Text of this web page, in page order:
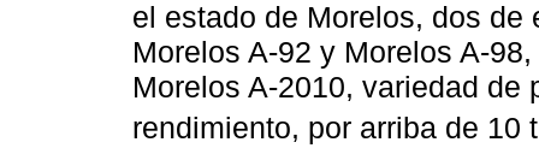
el estado de Morelos, dos
Morelos A-92 y Morelos A-
Morelos A-2010, variedad
rendimiento, por arriba de 10